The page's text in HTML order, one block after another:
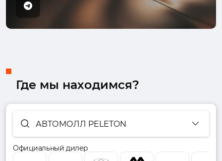
Где мы находимся?
АВТОМОЛЛ PELETON
Официальный дилер